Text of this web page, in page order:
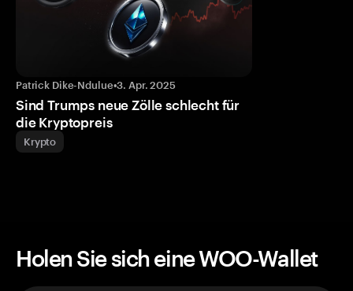
Patrick Dike-Ndulue•3. Apr. 2025
Sind Trumps neue Zölle schlecht für
die Kryptopreis
Krypto
Holen Sie sich eine WOO-Wallet